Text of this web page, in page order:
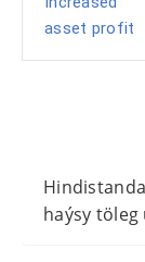
asset profit
haýsy